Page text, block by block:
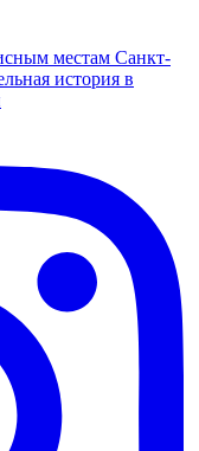
местам Санкт-
история в